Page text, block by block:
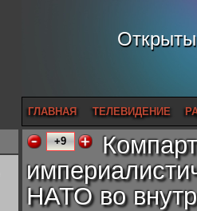
ГЛАВНАЯ ТЕЛЕВИДЕНИЕ
+9
НАТО во